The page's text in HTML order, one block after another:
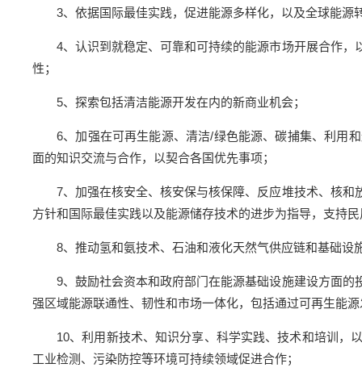
3、依据国际最佳实践，促进能源多样化，以及全球能
4、认识到就稳定、可靠和可持续的能源市场开展合作
性；
5、探索包括清洁能源开发在内的新商业机会；
6、加强在可再生能源、清洁/绿色能源、碳捕集、利用
面的知识交流与合作，以契合各国优先事项；
7、加强在核安全、核安保与核保障、反应堆技术、核
方针和国际最佳实践以及能源储存技术的进步为指导，支持
8、推动氢和氨技术、石油和液化天然气供应链和基础
9、鼓励社会资本和政府部门在能源基础设施建设方面
强区域能源联通性、韧性和市场一体化，包括通过可再生能
10、利用新技术、知识分享、科学实践、技术和培训，
工业检测、污染防控等环境可持续领域促进合作；